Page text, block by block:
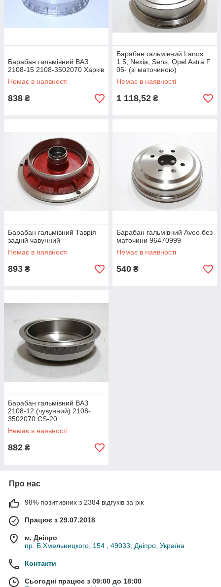
Барабан гальмівний ВАЗ
2108-15 2108-3502070 Харків
Немає в наявності
838 ₴
Барабан гальмівний Lanos
1.5, Nexia, Sens, Opel Astra F
05- (зі маточиною)
Немає в наявності
1 118,52 ₴
Барабан гальмівний Таврія
задній чавунний
Немає в наявності
893 ₴
Барабан гальмівний Aveo без
маточини 96470999
Немає в наявності
540 ₴
Барабан гальмівний ВАЗ
2108-12 (чувунний) 2108-
3502070 CS-20
Немає в наявності
882 ₴
Про нас
98% позитивних з 2384 відгуків за рік
Працює з 29.07.2018
м. Дніпро
пр. Б.Хмельницкого, 154 , 49033, Дніпро, Україна
Контакти
Сьогодні працює з 09:00 до 18:00